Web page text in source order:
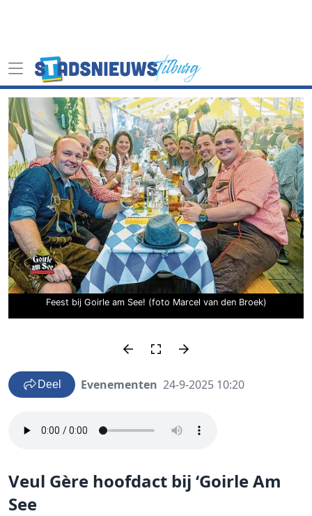
Feest bij Goirle am See! (foto Marcel van den Broek)
Deel Evenementen 24-9-2025 10:20
Veul Gère hoofdact bij ‘Goirle Am
See